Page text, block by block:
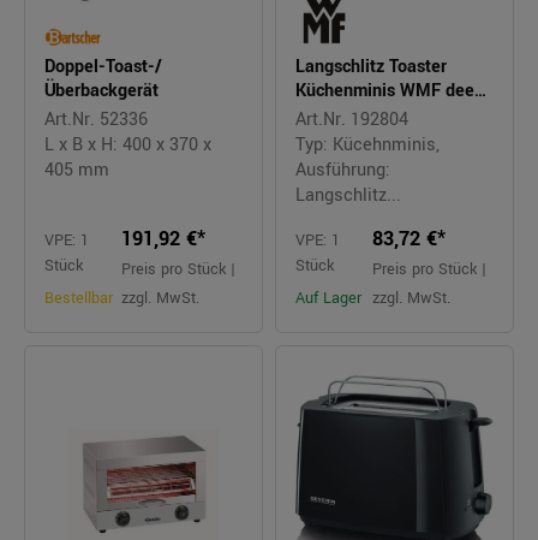
Doppel-Toast-/
Überbackgerät
Art.Nr. 52336
L x B x H: 400 x 370 x
405 mm
VPE: 1
Stück
Bestellbar
191,92 €*
Preis pro Stück |
zzgl. MwSt.
Langschlitz Toaster
Küchenminis WMF deep
black
Art.Nr. 192804
Typ: Kücehnminis,
Ausführung:
Langschlitz...
VPE: 1
Stück
Auf Lager
83,72 €*
Preis pro Stück |
zzgl. MwSt.